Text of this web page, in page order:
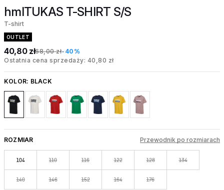
hmlTUKAS T-SHIRT S/S
T-shirt
OUTLET
40,80 zł68,00 zł-40%
Ostatnia cena sprzedaży: 40,80 zł
KOLOR: BLACK
ROZMIAR Przewodnik po rozmiarach
104 110 116 122 128 134
140 146 152 164 176